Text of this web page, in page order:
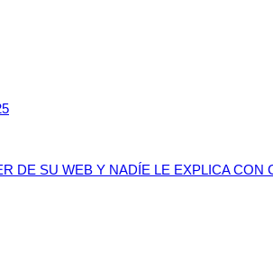
DE SU WEB Y NADÍE LE EXPLICA CON